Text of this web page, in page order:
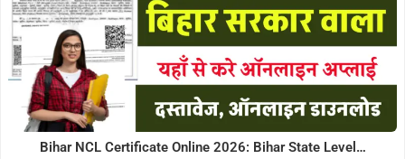
Bihar NCL Certificate Online 2026: Bihar State Level…